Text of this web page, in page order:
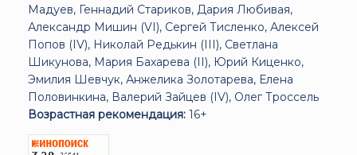
Мадуев, Геннадий Стариков, Дария Любивая,
Александр Мишин (VI), Сергей Тисленко, Алексей
Попов (IV), Николай Редькин (III), Светлана
Шикунова, Мария Бахарева (II), Юрий Киценко,
Эмилия Шевчук, Анжелика Золотарева, Елена
Половинкина, Валерий Зайцев (IV), Олег Троссель
Возрастная рекомендация: 16+